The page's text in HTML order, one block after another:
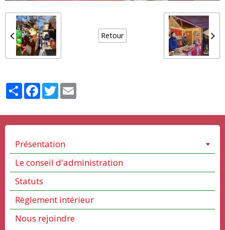
Retour
PartagerFacebook
Twitter
Présentation
Le conseil d'administration
Statuts
Règlement intérieur
Nous rejoindre